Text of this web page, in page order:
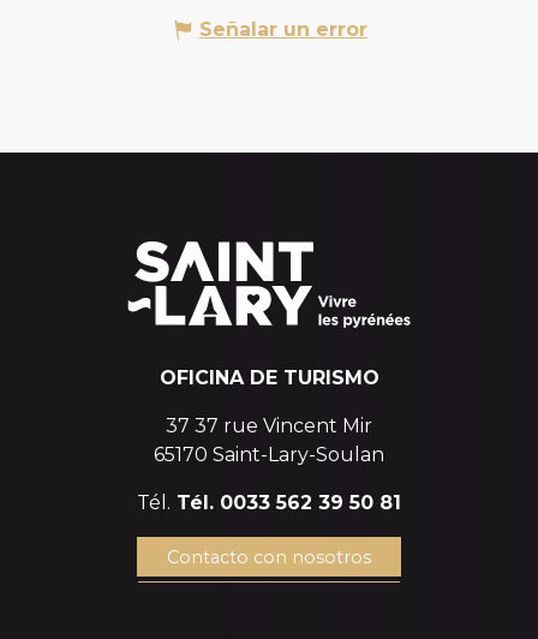
Señalar un error
OFICINA DE TURISMO
37 37 rue Vincent Mir
65170 Saint-Lary-Soulan
Tél. Tél. 0033 562 39 50 81
Contacto con nosotros